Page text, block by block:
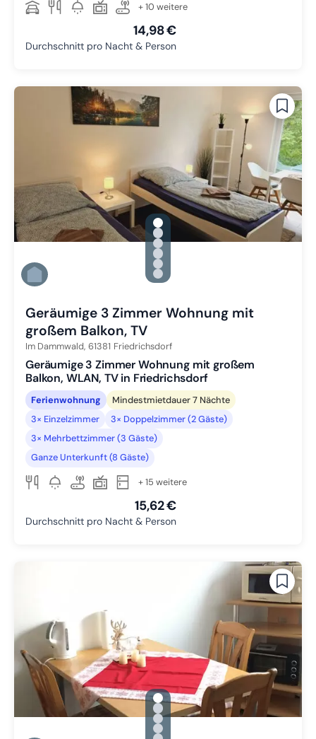
+ 10 weitere
14,98 €
Durchschnitt pro Nacht & Person
gallery.slide_selector
Zu Slide 1 wechseln
Zu Slide 2 wechseln
Zu Slide 3 wechseln
Zu Slide 4 wechseln
Zu Slide 5 wechseln
Zu Slide 6 wechseln
Geräumige 3 Zimmer Wohnung mit
großem Balkon, TV
Im Dammwald, 61381 Friedrichsdorf
Geräumige 3 Zimmer Wohnung mit großem
Balkon, WLAN, TV in Friedrichsdorf
Ferienwohnung
Mindestmietdauer 7 Nächte
3× Einzelzimmer
3× Doppelzimmer (2 Gäste)
3× Mehrbettzimmer (3 Gäste)
Ganze Unterkunft (8 Gäste)
+ 15 weitere
15,62 €
Durchschnitt pro Nacht & Person
gallery.slide_selector
Zu Slide 1 wechseln
Zu Slide 2 wechseln
Zu Slide 3 wechseln